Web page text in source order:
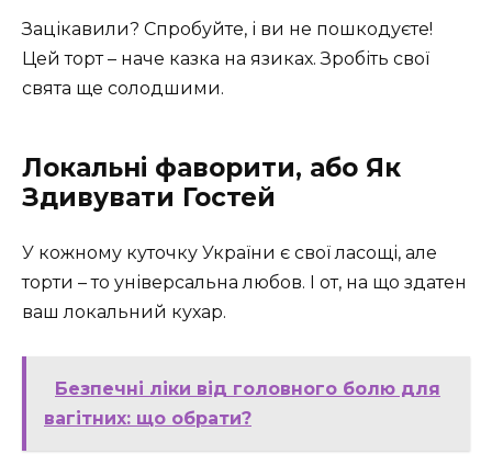
Зацікавили? Спробуйте, і ви не пошкодуєте!
Цей торт – наче казка на язиках. Зробіть свої
свята ще солодшими.
Локальні фаворити, або Як
Здивувати Гостей
У кожному куточку України є свої ласощі, але
торти – то універсальна любов. І от, на що здатен
ваш локальний кухар.
Безпечні ліки від головного болю для
вагітних: що обрати?